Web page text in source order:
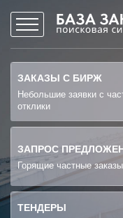
ЗАКАЗЫ С БИРЖ
Небольшие заявки с
отклики
ЗАПРОС
Горящие частные
ТЕНДЕРЫ